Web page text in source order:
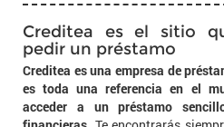
Creditea es el sitio
pedir un préstamo
Creditea es una empresa de
es toda una referencia en el
acceder a un préstamo